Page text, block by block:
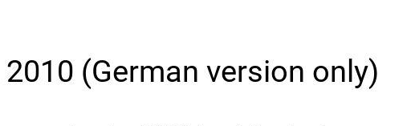
(German version only)